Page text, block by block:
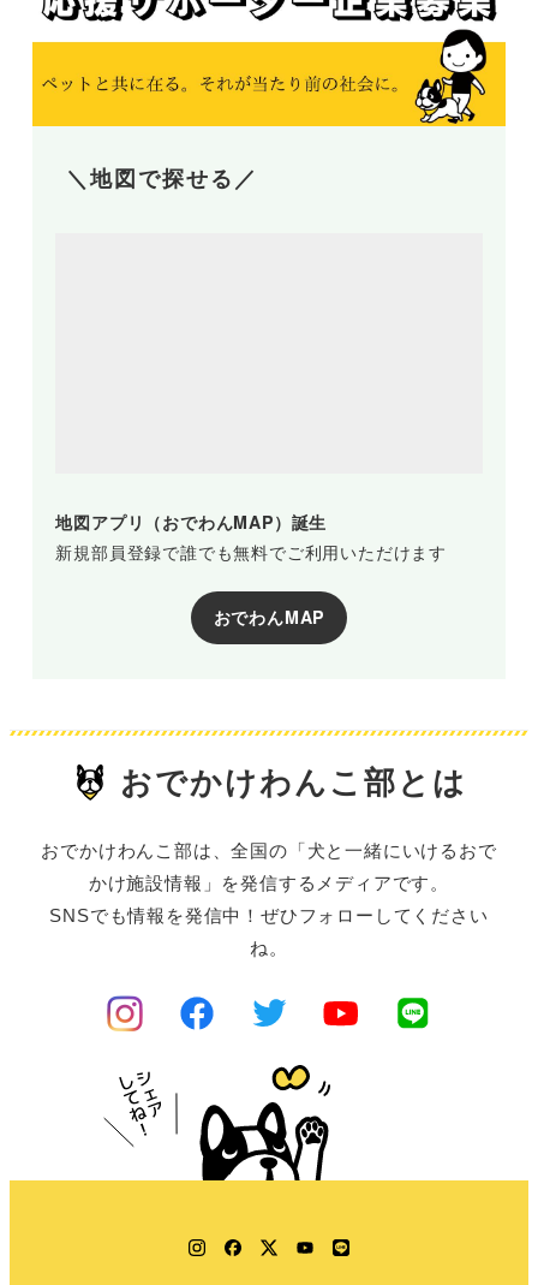
＼地図で探せる／
地図アプリ（おでわんMAP）誕生
新規部員登録で誰でも無料でご利用いただけます
おでわんMAP
おでかけわんこ部とは
おでかけわんこ部は、全国の「犬と一緒にいけるおで
かけ施設情報」を発信するメディアです。
SNSでも情報を発信中！ぜひフォローしてください
ね。
Instagram
Facebook
TwitterYouTube
LINE